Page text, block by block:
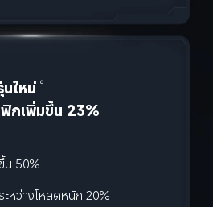
ใหม่ 6
กเพิ่มขึ้น 23%
น 50%
หว่างโหลดหนัก 20%